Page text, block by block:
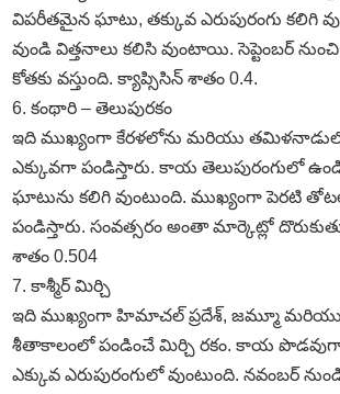
విపరీతమైన ఘాటు, తక్కువ ఎరుపురంగు కలిగి
వుండి విత్తనాలు కలిసి వుంటాయి. సెప్టెంబర్‌
కోతకు వస్తుంది. క్యాప్సిసిన్‌ శాతం 0.4.
6. కంథారి – తెలుపురకం
ఇది ముఖ్యంగా కేరళలోను మరియు
ఎక్కువగా పండిస్తారు. కాయ తెలుపురంగులో
ఘాటును కలిగి వుంటుంది. ముఖ్యంగా పెరటి
పండిస్తారు. సంవత్సరం అంతా మార్కెట్లో
శాతం 0.504
7. కాశ్మీర్‌ మిర్చి
ఇది ముఖ్యంగా హిమాచల్‌ ప్రదేశ్‌, జమ్మూ మరియు
శీతాకాలంలో పండించే మిర్చి రకం. కాయ పొడవుగా
ఎక్కువ ఎరుపురంగులో వుంటుంది. నవంబర్‌